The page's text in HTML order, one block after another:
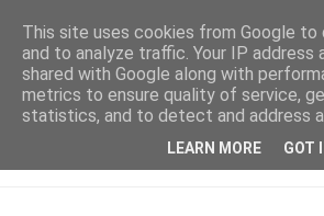
This site uses cookies from Google to
and to analyze traffic. Your IP address
shared with Google along with
metrics to ensure quality of service,
statistics, and to detect and address
LEARN MORE GOT